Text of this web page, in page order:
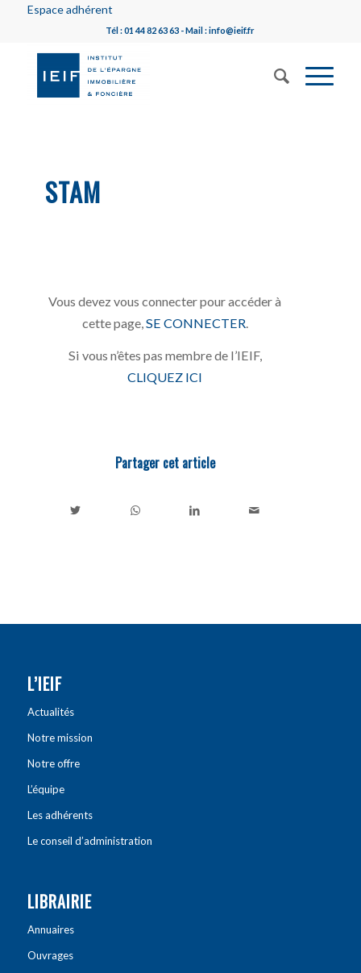
Espace adhérent
Tél : 01 44 82 63 63 - Mail : info@ieif.fr
STAM
Vous devez vous connecter pour accéder à
cette page, SE CONNECTER
Si vous n’êtes pas membre de l’IEIF,
CLIQUEZ ICI
Partager cet article
L’IEIF
Actualités
Notre mission
Notre offre
L’équipe
Les adhérents
Le conseil d’administration
LIBRAIRIE
Annuaires
Ouvrages